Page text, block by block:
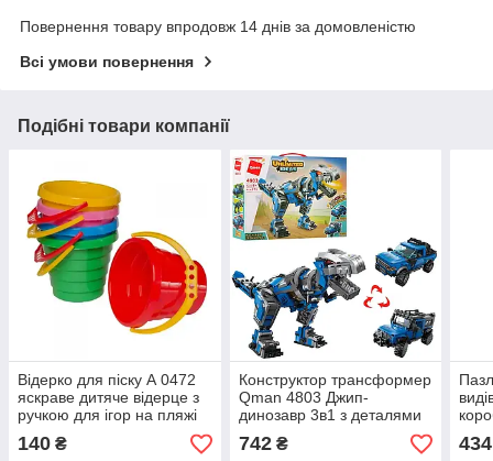
Повернення товару впродовж 14 днів за домовленістю
Всі умови повернення
Подібні товари компанії
Відерко для піску А 0472
яскраве дитяче відерце з
ручкою для ігор на пляжі
та в пісочниці
140 ₴
Конструктор трансформер
Qman 4803 Джип-
динозавр 3в1 з деталями
для збирання дракона та
транспорту 375 деталей
742₴ 434